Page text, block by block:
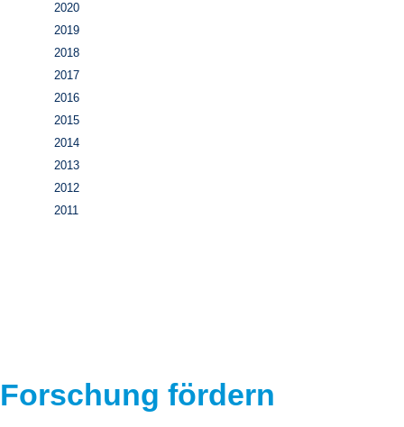
2020
2019
2018
2017
2016
2015
2014
2013
2012
2011
Forschung fördern